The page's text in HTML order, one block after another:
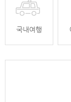
국내여행